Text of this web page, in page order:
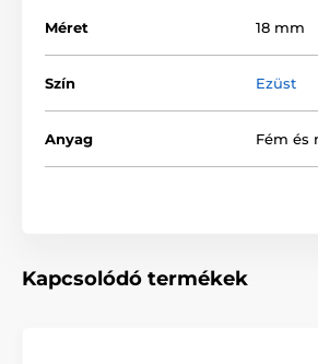
Méret 18 mm
Szín Ezüst
Anyag Fém és
Kapcsolódó termékek